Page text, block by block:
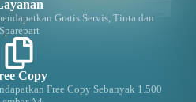
Gratis Servis, Tinta dan
Sparepart
Copy
Free Copy Sebanyak 1.500